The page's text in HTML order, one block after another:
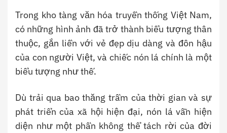
Trong kho tàng văn hóa truyền thống Việt Nam,
có những hình ảnh đã trở thành biểu tượng thân
thuộc, gắn liền với vẻ đẹp dịu dàng và đôn hậu
của con người Việt, và chiếc nón lá chính là một
biểu tượng như thế.
Dù trải qua bao thăng trầm của thời gian và sự
phát triển của xã hội hiện đại, nón lá vẫn hiện
diện như một phần không thể tách rời của đời